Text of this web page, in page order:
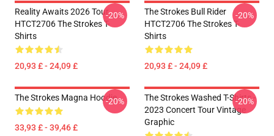
Reality Awaits 2026 Tour
HTCT2706 The Strokes T-
Shirts
20,93 £ - 24,09 £
-20%
The Strokes Bull Rider
HTCT2706 The Strokes T-
Shirts
20,93 £ - 24,09 £
-20%
The Strokes Magna Hoodie
33,93 £ - 39,46 £
-20%
The Strokes Washed T-Shirts -
2023 Concert Tour Vintage
Graphic
-20%